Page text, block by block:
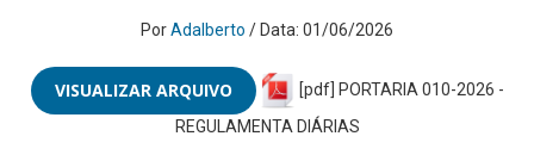
PorAdalberto / Data: 01/06/2026
VISUALIZAR ARQUIVO
[pdf] PORTARIA 010-2026 -
REGULAMENTA DIÁRIAS